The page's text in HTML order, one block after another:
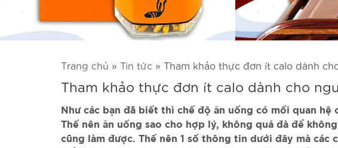
Trang chủ » Tin tức » Tham khảo thực đơn ít calo dành
Tham khảo thực đơn ít calo dành cho
Như các bạn đã biết thì chế độ ăn uống có mối quan hệ
Thế nên ăn uống sao cho hợp lý, không quá đà để
cũng làm được. Thế nên 1 số thông tin dưới đây mà các